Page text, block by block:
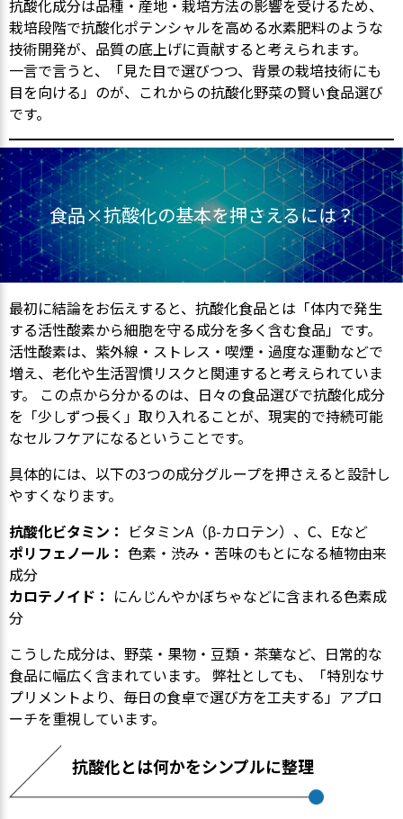
抗酸化成分は品種・産地・栽培方法の影響を受けるため、
栽培段階で抗酸化ポテンシャルを高める水素肥料のような
技術開発が、品質の底上げに貢献すると考えられます。
一言で言うと、「見た目で選びつつ、背景の栽培技術にも
目を向ける」のが、これからの抗酸化野菜の賢い食品選び
です。
食品×抗酸化の基本を押さえるには？
最初に結論をお伝えすると、抗酸化食品とは「体内で発生
する活性酸素から細胞を守る成分を多く含む食品」です。
活性酸素は、紫外線・ストレス・喫煙・過度な運動などで
増え、老化や生活習慣リスクと関連すると考えられていま
す。 この点から分かるのは、日々の食品選びで抗酸化成分
を「少しずつ長く」取り入れることが、現実的で持続可能
なセルフケアになるということです。
具体的には、以下の3つの成分グループを押さえると設計し
やすくなります。
抗酸化ビタミン： ビタミンA（β-カロテン）、C、Eなど
ポリフェノール： 色素・渋み・苦味のもとになる植物由来
成分
カロテノイド： にんじんやかぼちゃなどに含まれる色素成
分
こうした成分は、野菜・果物・豆類・茶葉など、日常的な
食品に幅広く含まれています。 弊社としても、「特別なサ
プリメントより、毎日の食卓で選び方を工夫する」アプロ
ーチを重視しています。
抗酸化とは何かをシンプルに整理